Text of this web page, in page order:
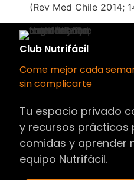
(Rev Med Chile 2014;
Club Nutrifácil
Come mejor cada
sin complicarte
Tu espacio privado
y recursos prácticos
comidas y aprender
equipo Nutrifácil.